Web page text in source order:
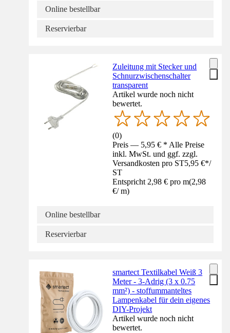
Online bestellbar
Reservierbar
Zuleitung mit Stecker und
Schnurzwischenschalter
transparent
Artikel wurde noch nicht
bewertet.
(0)
Preis — 5,95 € * Alle Preise
inkl. MwSt. und ggf. zzgl.
Versandkosten pro ST5,95 €*/
ST
Entspricht 2,98 € pro m(2,98
€/ m)
Online bestellbar
Reservierbar
smartect Textilkabel Weiß 3
Meter - 3-Adrig (3 x 0.75
mm²) - stoffummanteltes
Lampenkabel für dein eigenes
DIY-Projekt
Artikel wurde noch nicht
bewertet.